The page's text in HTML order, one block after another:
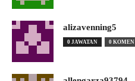
alizavenning5
0 JAWATAN 0 KOMEN